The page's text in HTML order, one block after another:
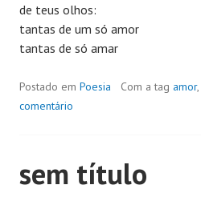
de teus olhos:
tantas de um só amor
tantas de só amar
Postado em Poesia Com a tag amor,
comentário
sem título